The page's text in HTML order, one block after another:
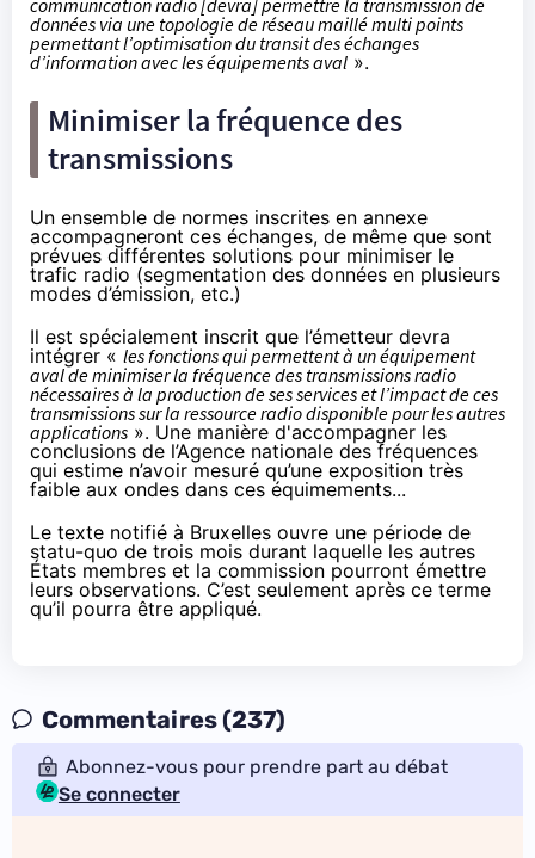
données via une topologie de réseau maillé multi points
permettant l’optimisation du transit des échanges
d’information avec les équipements aval ».
Minimiser la fréquence des
transmissions
Un ensemble de normes inscrites en annexe
accompagneront ces échanges, de même que sont
prévues différentes solutions pour minimiser le
trafic radio (segmentation des données en plusieurs
modes d’émission, etc.)
Il est spécialement inscrit que l’émetteur devra
intégrer « les fonctions qui permettent à un équipement
aval de minimiser la fréquence des transmissions radio
nécessaires à la production de ses services et l’impact de ces
transmissions sur la ressource radio disponible pour les autres
applications ». Une manière d'accompagner les
conclusions de l’Agence nationale des fréquences
qui estime n’avoir mesuré qu’une exposition très
faible aux ondes dans ces équimements...
Le texte notifié à Bruxelles ouvre une période de
statu-quo de trois mois durant laquelle les autres
États membres et la commission pourront émettre
leurs observations. C’est seulement après ce terme
qu’il pourra être appliqué.
Commentaires (237)
Abonnez-vous pour prendre part au débat
Se connecter